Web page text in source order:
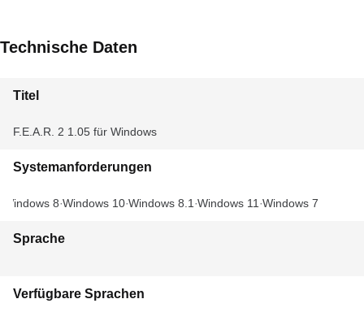
Technische Daten
Titel
F.E.A.R. 2 1.05 für Windows
Systemanforderungen
Windows 8 Windows 10 Windows 8.1 Windows 11 Windows 7
Sprache
Verfügbare Sprachen